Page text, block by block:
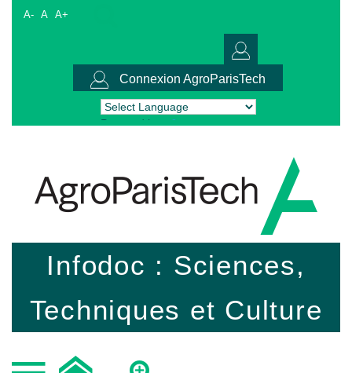
A- A A+
Connexion AgroParisTech
Powered by Translate
Infodoc : Sciences,
Techniques et Culture